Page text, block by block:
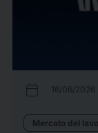
calendar_today 16/06/2026
Mercato del